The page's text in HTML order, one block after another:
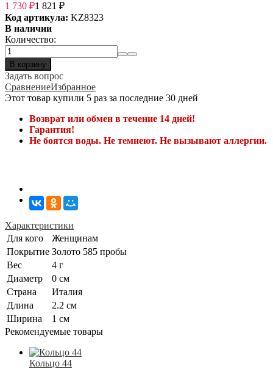
1 730 ₽1 821 ₽
Код артикула: KZ8323
В наличии
Количество:
В корзину
Задать вопрос
СравнениеИзбранное
Этот товар купили 5 раз за последние 30 дней
Возврат или обмен в течение 14 дней!
Гарантия!
Не боятся воды. Не темнеют. Не вызывают аллергии.
Характеристики
Для кого
Женщинам
Покрытие Золото 585 пробы
Вес
4 г
Диаметр
0 см
Страна
Италия
Длина
2.2 см
Ширина
1 см
Рекомендуемые товары
Кольцо 44